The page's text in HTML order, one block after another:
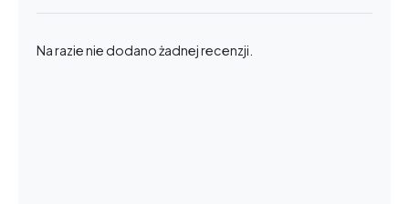
Na razie nie dodano żadnej recenzji.